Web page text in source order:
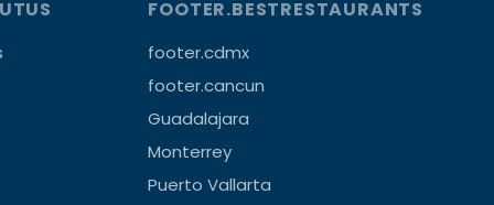
FOOTER.BESTRESTAURANTS
footer.cdmx
footer.cancun
Guadalajara
Monterrey
Puerto Vallarta